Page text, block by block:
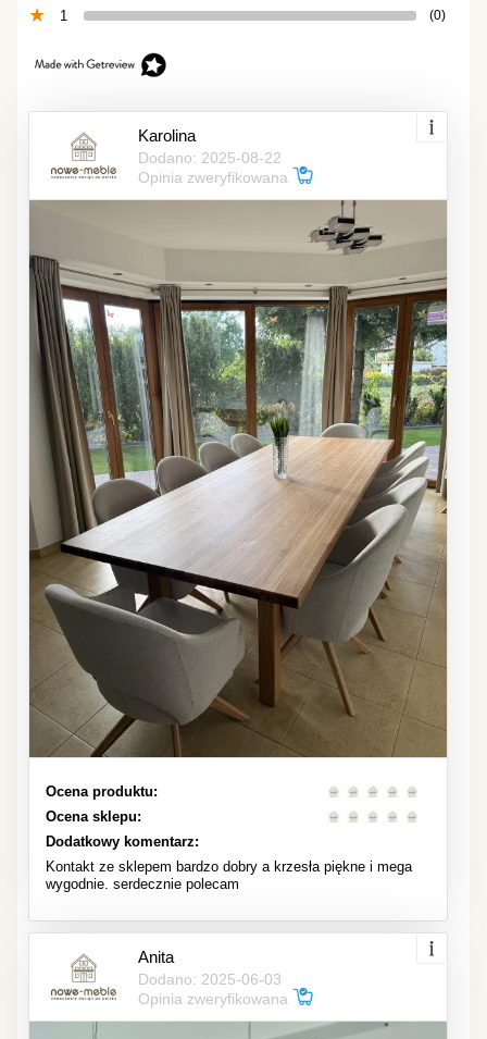
1 (0)
Karolina
Dodano: 2025-08-22
Opinia zweryfikowana
Ocena produktu:
Ocena sklepu:
Dodatkowy komentarz:
Kontakt ze sklepem bardzo dobry a krzesła piękne i mega
wygodnie. serdecznie polecam
Anita
Dodano: 2025-06-03
Opinia zweryfikowana